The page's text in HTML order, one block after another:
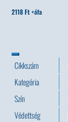
2118 Ft +áfa
Cikkszám
Kategória
Szín
Védettség